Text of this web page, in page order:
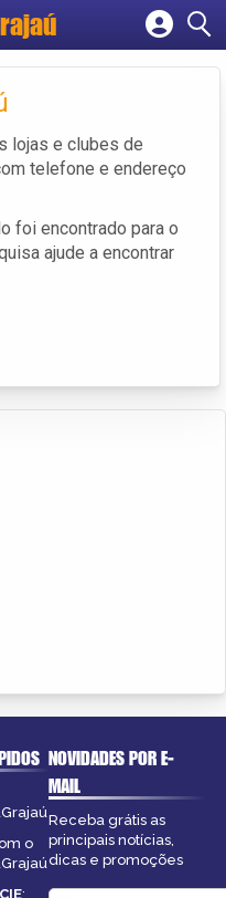
empresa
lojas e clubes de
telefone e endereço
foi encontrado para o
ajude a encontrar
o
:
NOVIDADES POR E-
MAIL
Receba grátis as
principais notícias,
dicas e promoções